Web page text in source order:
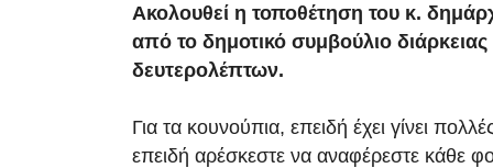
Ακολουθεί η τοποθέτηση του κ.
από το δημοτικό συμβούλιο διάρκειας
δευτερολέπτων.
Για τα κουνούπια, επειδή έχει γίνει
επειδή αρέσκεστε να αναφέρεστε κάθε